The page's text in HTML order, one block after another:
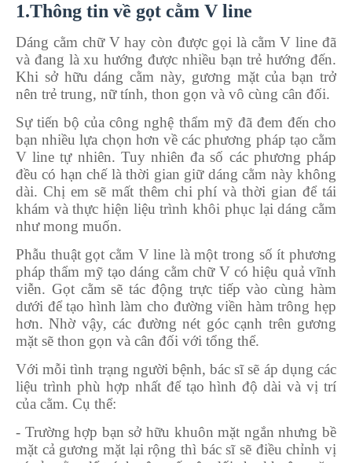
1.Thông tin về gọt cằm V line
Dáng cằm chữ V hay còn được gọi là cằm V line đã
và đang là xu hướng được nhiều bạn trẻ hướng đến.
Khi sở hữu dáng cằm này, gương mặt của bạn trở
nên trẻ trung, nữ tính, thon gọn và vô cùng cân đối.
Sự tiến bộ của công nghệ thẩm mỹ đã đem đến cho
bạn nhiều lựa chọn hơn về các phương pháp tạo cằm
V line tự nhiên. Tuy nhiên đa số các phương pháp
đều có hạn chế là thời gian giữ dáng cằm này không
dài. Chị em sẽ mất thêm chi phí và thời gian để tái
khám và thực hiện liệu trình khôi phục lại dáng cằm
như mong muốn.
Phẫu thuật gọt cằm V line là một trong số ít phương
pháp thẩm mỹ tạo dáng cằm chữ V có hiệu quả vĩnh
viễn. Gọt cằm sẽ tác động trực tiếp vào cùng hàm
dưới để tạo hình làm cho đường viền hàm trông hẹp
hơn. Nhờ vậy, các đường nét góc cạnh trên gương
mặt sẽ thon gọn và cân đối với tổng thể.
Với mỗi tình trạng người bệnh, bác sĩ sẽ áp dụng các
liệu trình phù hợp nhất để tạo hình độ dài và vị trí
của cằm. Cụ thể:
- Trường hợp bạn sở hữu khuôn mặt ngắn nhưng bề
mặt cả gương mặt lại rộng thì bác sĩ sẽ điều chỉnh vị